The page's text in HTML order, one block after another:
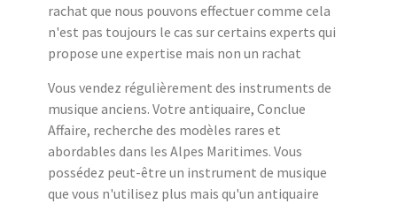
rachat que nous pouvons effectuer comme cela
n'est pas toujours le cas sur certains experts qui
propose une expertise mais non un rachat
Vous vendez régulièrement des instruments de
musique anciens. Votre antiquaire, Conclue
Affaire, recherche des modèles rares et
abordables dans les Alpes Maritimes. Vous
possédez peut-être un instrument de musique
que vous n'utilisez plus mais qu'un antiquaire